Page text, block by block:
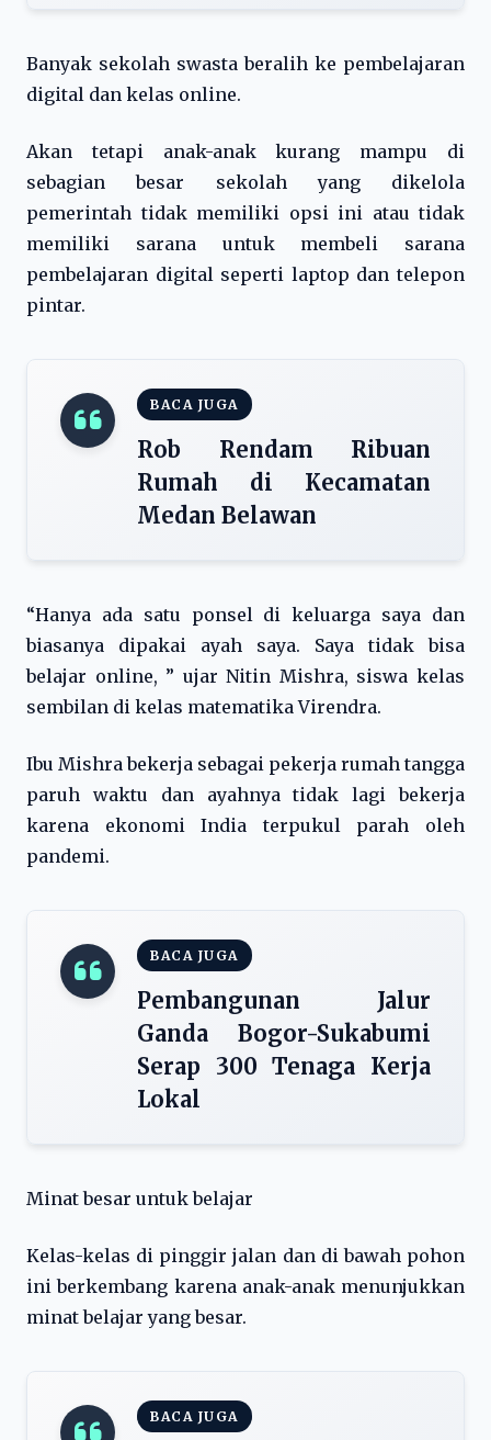
Banyak sekolah swasta beralih ke pembelajaran
digital dan kelas online.
Akan tetapi anak-anak kurang mampu di
sebagian besar sekolah yang dikelola
pemerintah tidak memiliki opsi ini atau tidak
memiliki sarana untuk membeli sarana
pembelajaran digital seperti laptop dan telepon
pintar.
BACA JUGA
Rob Rendam Ribuan
Rumah di Kecamatan
Medan Belawan
“Hanya ada satu ponsel di keluarga saya dan
biasanya dipakai ayah saya. Saya tidak bisa
belajar online, ” ujar Nitin Mishra, siswa kelas
sembilan di kelas matematika Virendra.
Ibu Mishra bekerja sebagai pekerja rumah tangga
paruh waktu dan ayahnya tidak lagi bekerja
karena ekonomi India terpukul parah oleh
pandemi.
BACA JUGA
Pembangunan Jalur
Ganda Bogor-Sukabumi
Serap 300 Tenaga Kerja
Lokal
Minat besar untuk belajar
Kelas-kelas di pinggir jalan dan di bawah pohon
ini berkembang karena anak-anak menunjukkan
minat belajar yang besar.
BACA JUGA